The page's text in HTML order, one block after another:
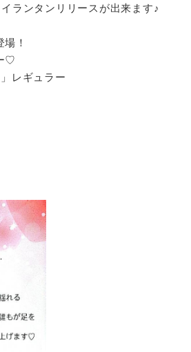
ランタンリリースが出来ます♪
！
♡
レギュラー